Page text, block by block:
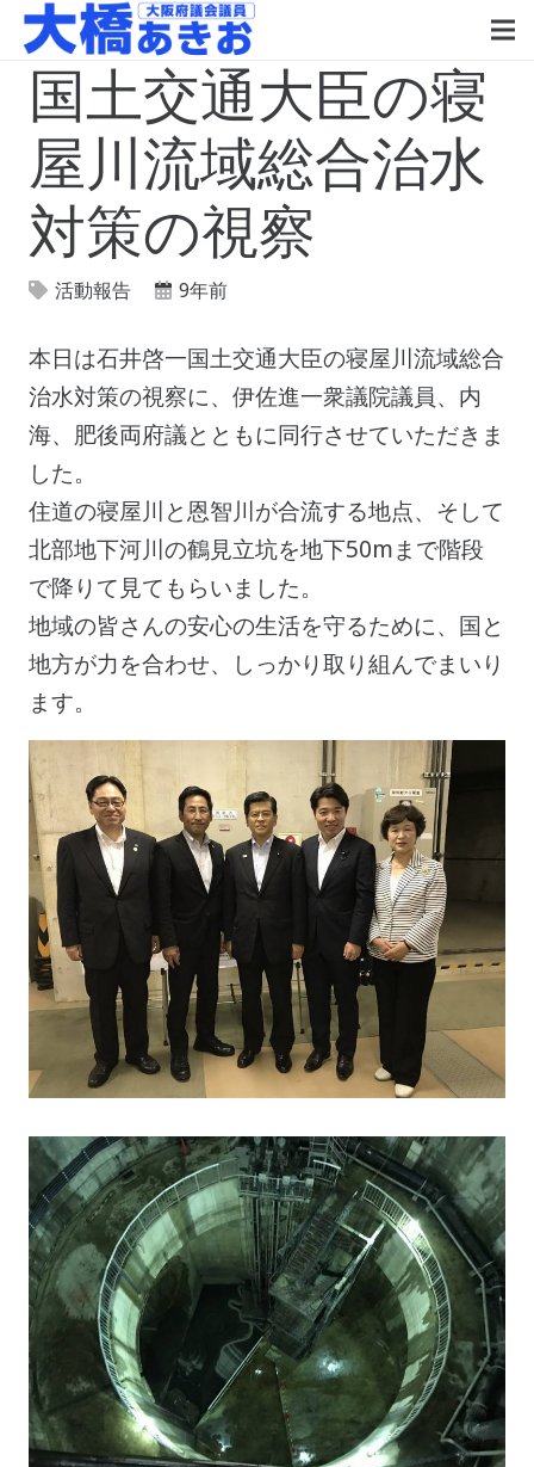
国土交通大臣の寝
屋川流域総合治水
対策の視察
活動報告 9年前
本日は石井啓一国土交通大臣の寝屋川流域総合
治水対策の視察に、伊佐進一衆議院議員、内
海、肥後両府議とともに同行させていただきま
した。
住道の寝屋川と恩智川が合流する地点、そして
北部地下河川の鶴見立坑を地下50mまで階段
で降りて見てもらいました。
地域の皆さんの安心の生活を守るために、国と
地方が力を合わせ、しっかり取り組んでまいり
ます。